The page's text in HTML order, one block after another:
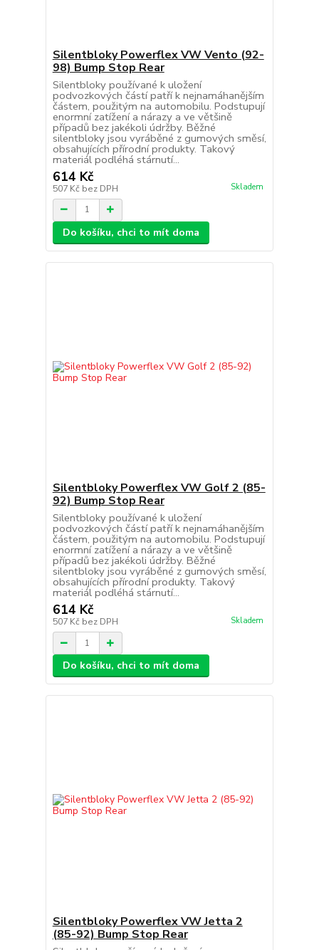
Silentbloky Powerflex VW Vento (92-
98) Bump Stop Rear
Silentbloky používané k uložení
podvozkových částí patří k nejnamáhanějším
částem, použitým na automobilu. Podstupují
enormní zatížení a nárazy a ve většině
případů bez jakékoli údržby. Běžné
silentbloky jsou vyráběné z gumových směsí,
obsahujících přírodní produkty. Takový
materiál podléhá stárnutí...
614 Kč
507 Kč bez DPH Skladem
Do košíku, chci to mít doma
Silentbloky Powerflex VW Golf 2 (85-
92) Bump Stop Rear
Silentbloky používané k uložení
podvozkových částí patří k nejnamáhanějším
částem, použitým na automobilu. Podstupují
enormní zatížení a nárazy a ve většině
případů bez jakékoli údržby. Běžné
silentbloky jsou vyráběné z gumových směsí,
obsahujících přírodní produkty. Takový
materiál podléhá stárnutí...
614 Kč
507 Kč bez DPH Skladem
Do košíku, chci to mít doma
Silentbloky Powerflex VW Jetta 2
(85-92) Bump Stop Rear